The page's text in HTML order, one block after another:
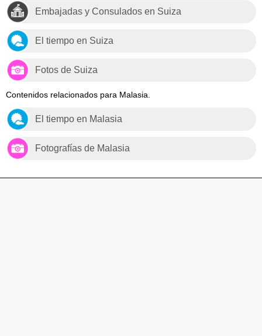
Embajadas y Consulados en Suiza
El tiempo en Suiza
Fotos de Suiza
Contenidos relacionados para Malasia.
El tiempo en Malasia
Fotografías de Malasia